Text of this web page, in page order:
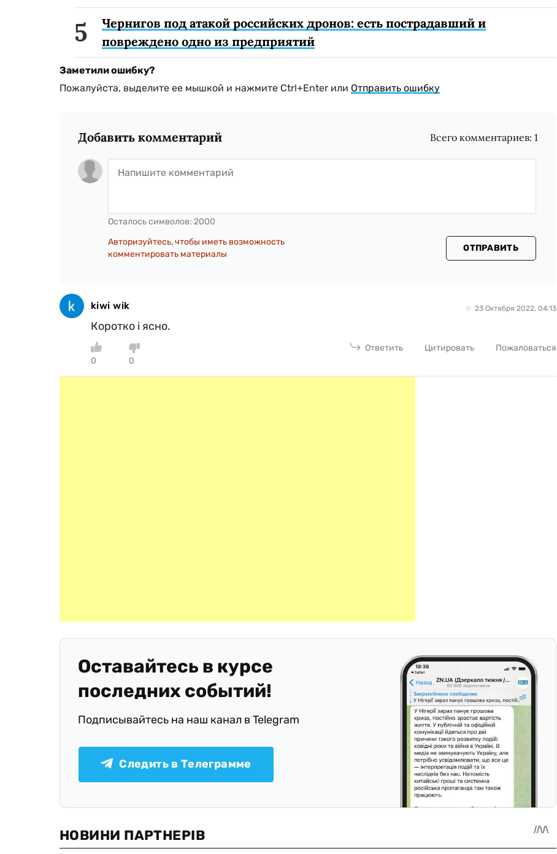
Чернигов под атакой российских дронов: есть пострадавший и
повреждено одно из предприятий
Заметили ошибку?
Пожалуйста, выделите ее мышкой и нажмите Ctrl+Enter или Отправить ошибку
Добавить комментарий Всего комментариев:1
Осталось символов: 2000
Авторизуйтесь, чтобы иметь возможность
комментировать материалы
ОТПРАВИТЬ
kiwi wik 23 Октября 2022, 04:13
Коротко і ясно.
0 0
Ответить Цитировать Пожаловаться
Оставайтесь в курсе
последних событий!
Подписывайтесь на наш канал в Telegram
Следить в Телеграмме